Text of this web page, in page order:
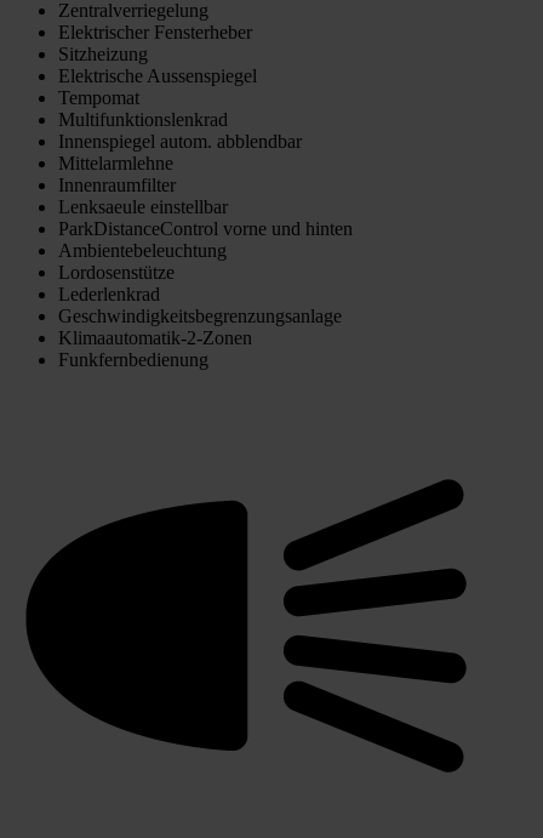
Zentralverriegelung
Elektrischer Fensterheber
Sitzheizung
Elektrische Aussenspiegel
Tempomat
Multifunktionslenkrad
Innenspiegel autom. abblendbar
Mittelarmlehne
Innenraumfilter
Lenksaeule einstellbar
ParkDistanceControl vorne und hinten
Ambientebeleuchtung
Lordosenstütze
Lederlenkrad
Geschwindigkeitsbegrenzungsanlage
Klimaautomatik-2-Zonen
Funkfernbedienung